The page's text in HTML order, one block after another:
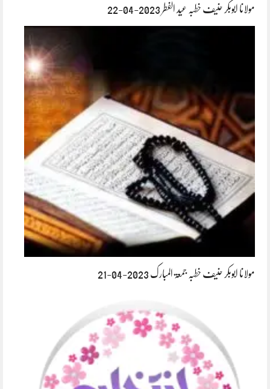
مولانا ابوبکر حنیف خطبہ عید الفطر 2023-04-22
مولانا ابوبکر حنیف خطبہ جمعۃ المبارک 2023-04-21